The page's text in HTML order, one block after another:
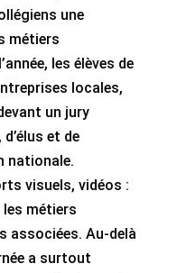
une
métiers
les élèves de
locales,
un jury
et de
nationale.
visuels, vidéos :
les métiers
associées. Au-delà
a surtout